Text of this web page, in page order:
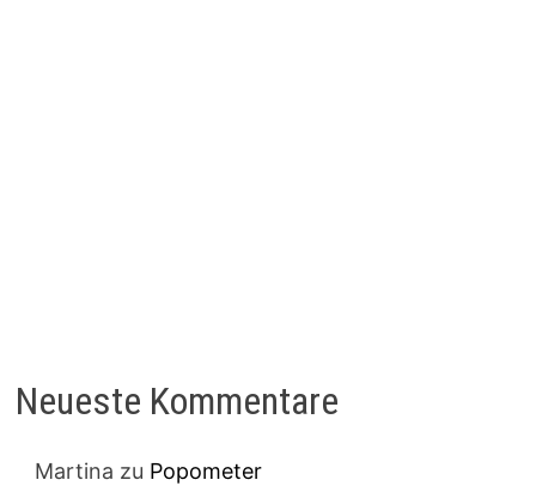
Neueste Kommentare
Martina zu Popometer